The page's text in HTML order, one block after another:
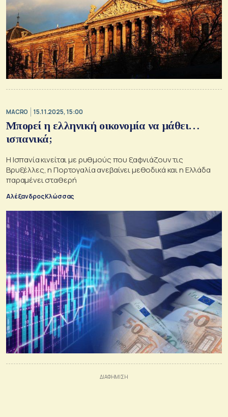
MACRO 15.11.2025, 15:00
Μπορεί η ελληνική οικονομία να μάθει…
ισπανικά;
Η Ισπανία κινείται με ρυθμούς που ξαφνιάζουν τις
Βρυξέλλες, η Πορτογαλία ανεβαίνει μεθοδικά και η Ελλάδα
παραμένει σταθερή
Αλέξανδρος Κλώσσας